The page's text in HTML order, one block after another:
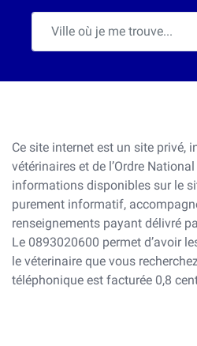
Ce site internet est un site privé,
vétérinaires et de l’Ordre
informations disponibles sur le
purement informatif,
renseignements payant délivré
Le 0893020600 permet d’avoir
le véterinaire que vous
téléphonique est facturée 0,8